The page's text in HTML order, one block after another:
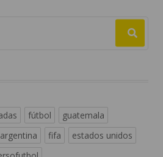
fútbol
guatemala
argentina fifa
estados unidos